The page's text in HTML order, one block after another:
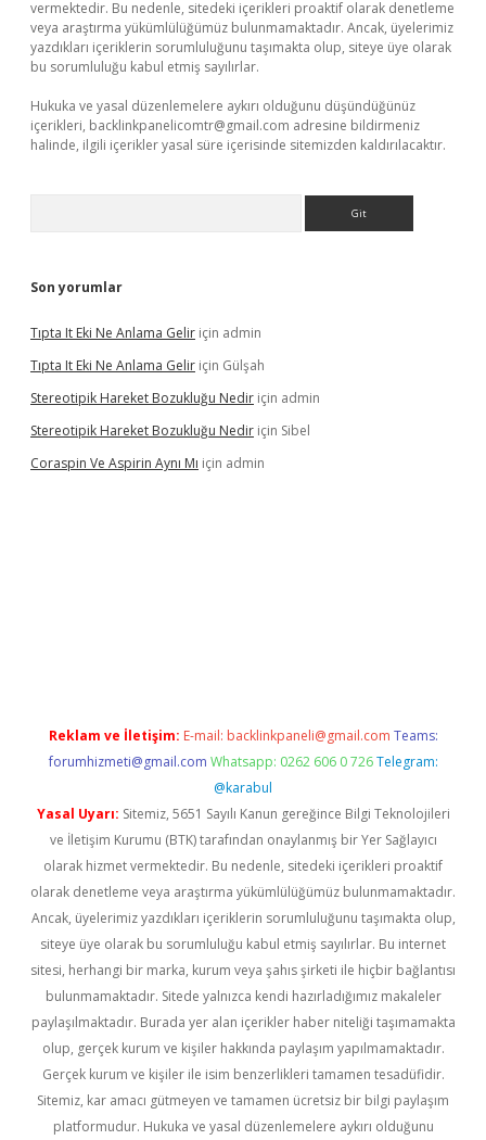
vermektedir. Bu nedenle, sitedeki içerikleri proaktif olarak denetleme
veya araştırma yükümlülüğümüz bulunmamaktadır. Ancak, üyelerimiz
yazdıkları içeriklerin sorumluluğunu taşımakta olup, siteye üye olarak
bu sorumluluğu kabul etmiş sayılırlar.
Hukuka ve yasal düzenlemelere aykırı olduğunu düşündüğünüz
içerikleri, backlinkpanelicomtr@gmail.com adresine bildirmeniz
halinde, ilgili içerikler yasal süre içerisinde sitemizden kaldırılacaktır.
Son yorumlar
Tıpta It Eki Ne Anlama Gelir için admin
Tıpta It Eki Ne Anlama Gelir için Gülşah
Stereotipik Hareket Bozukluğu Nedir için admin
Stereotipik Hareket Bozukluğu Nedir için Sibel
Coraspin Ve Aspirin Aynı Mı için admin
Reklam ve İletişim: E-mail: backlinkpaneli@gmail.com Teams:
forumhizmeti@gmail.com Whatsapp: 0262 606 0 726 Telegram:
@karabul
Yasal Uyarı: Sitemiz, 5651 Sayılı Kanun gereğince Bilgi Teknolojileri
ve İletişim Kurumu (BTK) tarafından onaylanmış bir Yer Sağlayıcı
olarak hizmet vermektedir. Bu nedenle, sitedeki içerikleri proaktif
olarak denetleme veya araştırma yükümlülüğümüz bulunmamaktadır.
Ancak, üyelerimiz yazdıkları içeriklerin sorumluluğunu taşımakta olup,
siteye üye olarak bu sorumluluğu kabul etmiş sayılırlar. Bu internet
sitesi, herhangi bir marka, kurum veya şahıs şirketi ile hiçbir bağlantısı
bulunmamaktadır. Sitede yalnızca kendi hazırladığımız makaleler
paylaşılmaktadır. Burada yer alan içerikler haber niteliği taşımamakta
olup, gerçek kurum ve kişiler hakkında paylaşım yapılmamaktadır.
Gerçek kurum ve kişiler ile isim benzerlikleri tamamen tesadüfidir.
Sitemiz, kar amacı gütmeyen ve tamamen ücretsiz bir bilgi paylaşım
platformudur. Hukuka ve yasal düzenlemelere aykırı olduğunu